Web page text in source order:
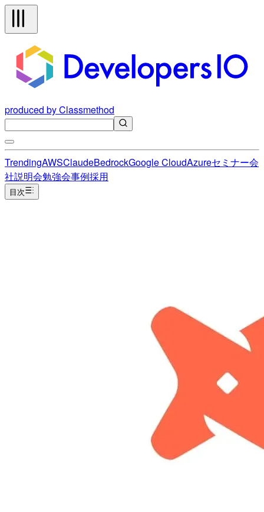
produced by Classmethod
TrendingAWSClaudeBedrockGoogle CloudAzureセミナー会
社説明会勉強会事例採用
目次